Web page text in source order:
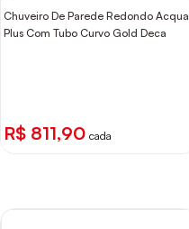
Chuveiro De Parede Redondo Acqua
Plus Com Tubo Curvo Gold Deca
R$ 811,90 cada